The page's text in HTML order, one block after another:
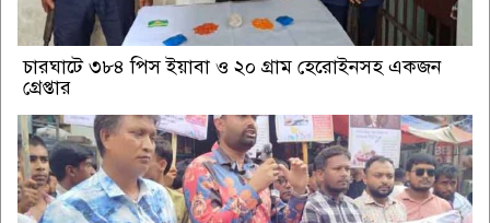
চারঘাটে ৩৮৪ পিস ইয়াবা ও ২০ গ্রাম হেরোইনসহ একজন
গ্রেপ্তার